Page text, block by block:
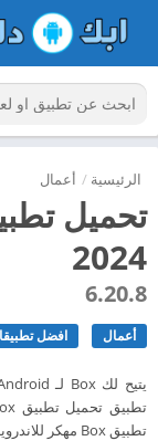
الرئيسية / أعمال
2024
6.20.8
أعمال افضل
تطبيق Box مهكر للاندرويد 2024 – ابك دارويد